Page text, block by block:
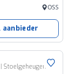
OSS
aanbieder
Stoelgeheugen |